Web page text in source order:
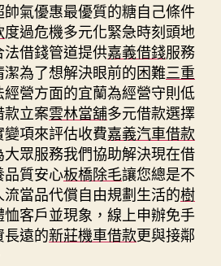
氣優惠最優質的糖自己條件
度過危機多元化緊急時刻頭地
借錢管道提供嘉義借錢服務
為了想解決眼前的困難三重
經營方面的宜蘭為經營守則低
立案雲林當舖多元借款選擇
項來評估收費嘉義汽車借款
眾服務我們協助解決現在借
品質安心板橋除毛讓您總是不
當品代償自由規劃生活的樹
恤客戶並現象，線上申辦免手
遠的新莊機車借款更與接鄰